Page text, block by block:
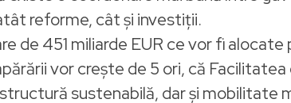
reforme, cât și investiții.
de 451 miliarde EUR ce vor fi
vor crește de 5 ori, că
sustenabilă, dar și mobilitate